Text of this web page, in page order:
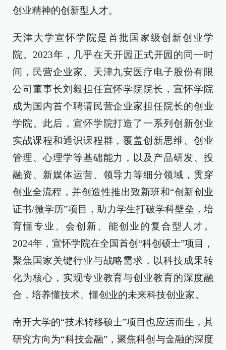
创业精神的创新型人才。
天津大学宣怀学院是首批国家级创新创业学
院。2023年，几乎在天开园正式开园的同一时
间，民营企业家、天津九安医疗电子股份有限
公司董事长刘毅担任宣怀学院院长，宣怀学院
成为国内首个聘请民营企业家担任院长的创业
学院。此后，宣怀学院打造了一系列创新创业
实战课程和通识课程群，覆盖创新思维、创业
管理、心理学等基础能力，以及产品研发、投
融资、新媒体运营、领导力等细分领域，贯穿
创业全流程，并创造性推出致新班和“创新创业
证书/微学历”项目，助力学生打破学科壁垒，培
育懂专业、会创新、能创业的复合型人才。
2024年，宣怀学院在全国首创“科创硕士”项目，
聚焦国家关键行业与战略需求，以科技成果转
化为核心，实现专业教育与创业教育的深度融
合，培养懂技术、懂创业的未来科技创业家。
南开大学的“技术转移硕士”项目也应运而生，其
研究方向为“科技金融”，聚焦科创与金融的深度